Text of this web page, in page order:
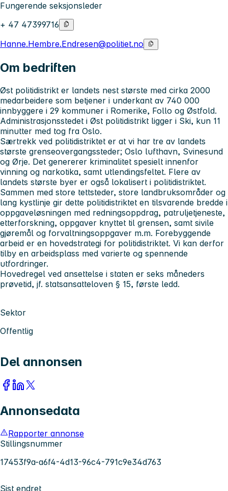
Fungerende seksjonsleder
+ 47 47399716
Hanne.Hembre.Endresen@politiet.no
Om bedriften
Øst politidistrikt er landets nest største med cirka 2000
medarbeidere som betjener i underkant av 740 000
innbyggere i 29 kommuner i Romerike, Follo og Østfold.
Administrasjonsstedet i Øst politidistrikt ligger i Ski, kun 11
minutter med tog fra Oslo.
Særtrekk ved politidistriktet er at vi har tre av landets
største grenseovergangssteder; Oslo lufthavn, Svinesund
og Ørje. Det genererer kriminalitet spesielt innenfor
vinning og narkotika, samt utlendingsfeltet. Flere av
landets største byer er også lokalisert i politidistriktet.
Sammen med store tettsteder, store landbruksområder og
lang kystlinje gir dette politidistriktet en tilsvarende bredde i
oppgaveløsningen med redningsoppdrag, patruljetjeneste,
etterforskning, oppgaver knyttet til grensen, samt sivile
gjøremål og forvaltningsoppgaver m.m. Forebyggende
arbeid er en hovedstrategi for politidistriktet. Vi kan derfor
tilby en arbeidsplass med varierte og spennende
utfordringer.
Hovedregel ved ansettelse i staten er seks måneders
prøvetid, jf. statsansatteloven § 15, første ledd.
Sektor
Offentlig
Del annonsen
Annonsedata
Rapporter annonse
Stillingsnummer
17453f9a-a6f4-4d13-96c4-791c9e34d763
Sist endret